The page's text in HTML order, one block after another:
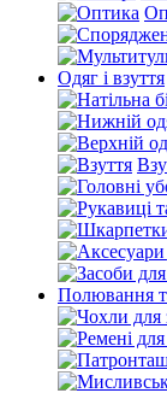
Одяг і взуття
Полювання